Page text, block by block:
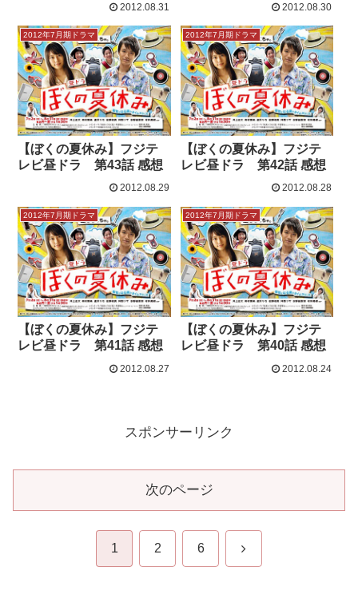
2012.08.31 2012.08.30
2012年7月期ドラマ
【ぼくの夏休み】フジテ
レビ昼ドラ 第43話 感想
2012.08.29
2012年7月期ドラマ
【ぼくの夏休み】フジテ
レビ昼ドラ 第42話 感想
2012.08.28
2012年7月期ドラマ
【ぼくの夏休み】フジテ
レビ昼ドラ 第41話 感想
2012.08.27
2012年7月期ドラマ
【ぼくの夏休み】フジテ
レビ昼ドラ 第40話 感想
2012.08.24
スポンサーリンク
次のページ
1 2 6 次